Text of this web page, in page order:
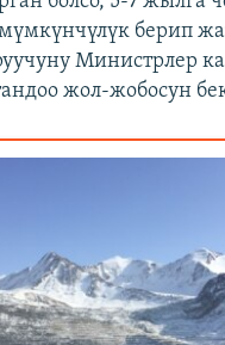
берип
Министрлер
жол-жобосун